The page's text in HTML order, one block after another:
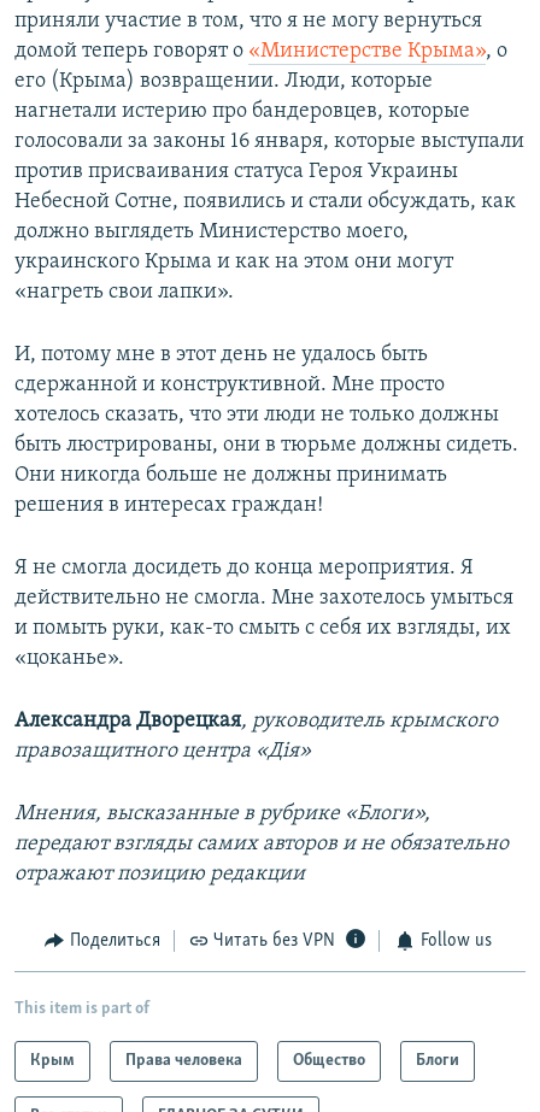
приняли участие в том, что я не могу вернуться
домой теперь говорят о «Министерстве Крыма», о
его (Крыма) возвращении. Люди, которые
нагнетали истерию про бандеровцев, которые
голосовали за законы 16 января, которые выступали
против присваивания статуса Героя Украины
Небесной Сотне, появились и стали обсуждать, как
должно выглядеть Министерство моего,
украинского Крыма и как на этом они могут
«нагреть свои лапки».
И, потому мне в этот день не удалось быть
сдержанной и конструктивной. Мне просто
хотелось сказать, что эти люди не только должны
быть люстрированы, они в тюрьме должны сидеть.
Они никогда больше не должны принимать
решения в интересах граждан!
Я не смогла досидеть до конца мероприятия. Я
действительно не смогла. Мне захотелось умыться
и помыть руки, как-то смыть с себя их взгляды, их
«цоканье».
Александра Дворецкая, руководитель крымского
правозащитного центра «Дія»
Мнения, высказанные в рубрике «Блоги»,
передают взгляды самих авторов и не обязательно
отражают позицию редакции
Поделиться Читать без VPN Follow us
This item is part of
Крым Права человека Общество Блоги